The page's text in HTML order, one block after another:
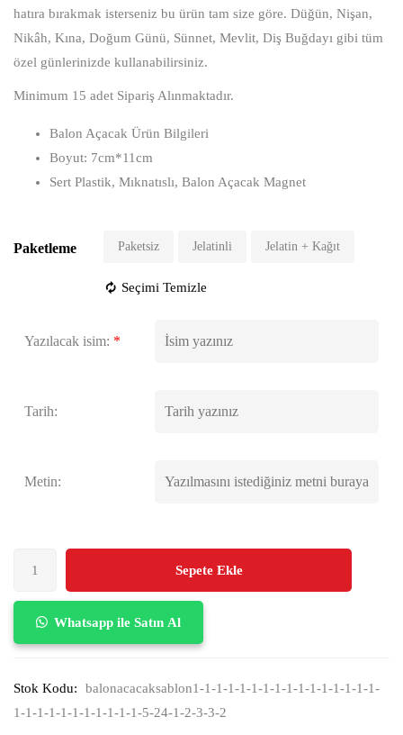
hatıra bırakmak isterseniz bu ürün tam size göre. Düğün, Nişan,
Nikâh, Kına, Doğum Günü, Sünnet, Mevlit, Diş Buğdayı gibi tüm
özel günlerinizde kullanabilirsiniz.
Minimum 15 adet Sipariş Alınmaktadır.
Balon Açacak Ürün Bilgileri
Boyut: 7cm*11cm
Sert Plastik, Mıknatıslı, Balon Açacak Magnet
Paketleme Paketsiz Jelatinli Jelatin + Kağıt
Seçimi Temizle
Yazılacak isim: *
Tarih:
Metin:
Sepete Ekle
Whatsapp ile Satın Al
Stok Kodu:
balonacacaksablon1-1-1-1-1-1-1-1-1-1-1-1-1-1-1-1-
1-1-1-1-1-1-1-1-1-1-1-5-24-1-2-3-3-2